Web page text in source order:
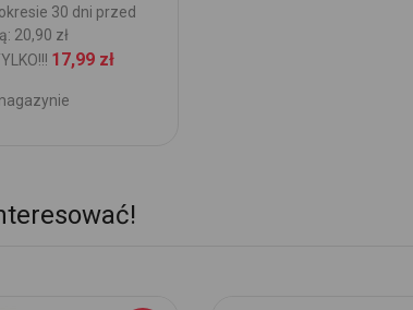
30 dni przed
20,90 zł
17,99 zł